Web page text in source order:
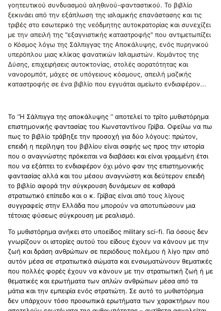
γοητευτικού συνδυασμού αληθινού-φανταστικού. Το βιβλίο
ξεκινάει από την εξάπλωση της ισλαμικής επανάστασης και τις
τριβές στο εσωτερικό της νεόδμητης αυτοκρατορίας και συνεχίζει
με την απειλή της "εξαγνιστικής καταστροφής" που αντιμετωπίζει
ο Κόσμος λόγω της Σάλπιγγας της Αποκάλυψης, ενός πυρηνικού
υπερόπλου μιας κλίκας φανατικών Ισλαμιστών. Κομάντος της
Δύσης, επιχειρήσεις αυτοκτονίας, στολές αορατότητας και
νανορομπότ, μάχες σε υπόγειους κόσμους, απειλή μαζικής
καταστροφής σε ένα βιβλίο που εγγυάται αμείωτο ενδιαφέρον...
Το ‘’Η Σάλπιγγα της αποκάλυψης ‘’ αποτελεί το τρίτο μυθιστόρημα
επιστημονικής φαντασίας του Κωνσταντίνου Γρίβα. Οφείλω να πω
πως το βιβλίο τράβηξε την προσοχή για δύο λόγους: πρώτον,
επειδή η περίληψη του βιβλίου είναι σαφής ως προς την ιστορία
που ο αναγνώστης πρόκειται να διαβάσει και είναι γραμμένη έτσι
που να εξάπτει το ενδιαφέρον όχι μόνο φαν της επιστημονικής
φαντασίας αλλά και του μέσου αναγνώστη και δεύτερον επειδή
το βιβλίο αφορά την σύγκρουση δυνάμεων σε καθαρά
στρατιωτικό επίπεδο και ο κ. Γρίβας είναι από τους λίγους
συγγραφείς στην Ελλάδα που μπορούν να αποτυπώσουν μια
τέτοιας φύσεως σύγκρουση με ρεαλισμό.
Το μυθιστόρημα ανήκει στο υποείδος military sci-fi. Για όσους δεν
γνωρίζουν οι ιστορίες αυτού του είδους έχουν να κάνουν με την
ζωή και δράση ανθρώπων σε περιόδους πολέμου ή λίγο πριν από
αυτόν μέσα σε στρατιωτικά σώματα και ενσωματώνουν θεματικές
που πολλές φορές έχουν να κάνουν με την στρατιωτική ζωή ή με
θεματικές και ερωτήματα των απλών ανθρώπων μέσα από τα
μάτια και την εμπειρία ενός στρατιώτη. Σε αυτό το μυθιστόρημα
δεν υπάρχουν τόσο προσωπικά ερωτήματα των χαρακτήρων που